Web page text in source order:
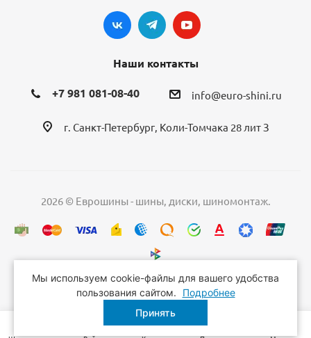
Наши контакты
+7 981 081-08-40 info@euro-shini.ru
г. Санкт-Петербург, Коли-Томчака 28 лит З
2026 © Еврошины - шины, диски, шиномонтаж.
Мы используем cookie-файлы для вашего удобства
пользования сайтом.
Подробнее
Принять